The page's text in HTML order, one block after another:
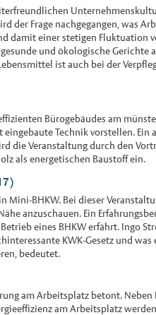
der Frage nachgegangen, was
damit einer stetigen Fluktuation
und ökologische Gerichte
ist auch bei der
Bürogebäudes am
Technik vorstellen. Ein
die Veranstaltung durch den
als energetischen Baustoff ein.
Mini-BHKW. Bei dieser
anzuschauen. Ein
eines BHKW erfährt. Ingo
KWK-Gesetz und
bedeutet.
am Arbeitsplatz betont. Neben
am Arbeitsplatz